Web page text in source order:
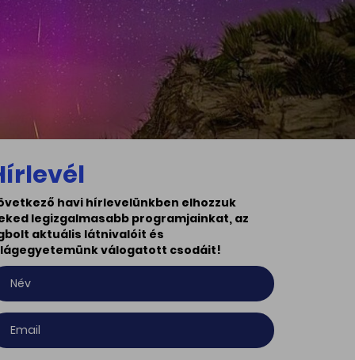
havi hírlevelünkben elhozzuk
legizgalmasabb programjainkat, az
aktuális látnivalóit és
válogatott csodáit!